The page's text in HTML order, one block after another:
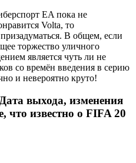
EA пока не
Volta, то
В общем, если
торжество уличного
является чуть ли не
со времён введения в серию
и невероятно круто!
выхода, изменения
что известно о FIFA 20